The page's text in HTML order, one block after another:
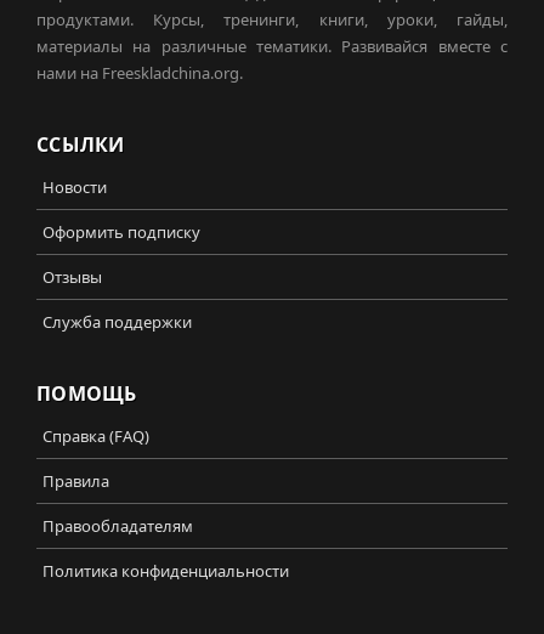
продуктами. Курсы, тренинги, книги, уроки, гайды,
материалы на различные тематики. Развивайся вместе с
нами на Freeskladchina.org.
ССЫЛКИ
Новости
Оформить подписку
Отзывы
Служба поддержки
ПОМОЩЬ
Справка (FAQ)
Правила
Правообладателям
Политика конфиденциальности